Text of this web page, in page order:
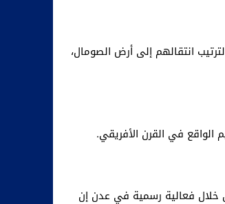
انتقالهم إلى أرض الصومال،
الواقع في القرن الأفريقي.
خلال فعالية رسمية في عدن إن